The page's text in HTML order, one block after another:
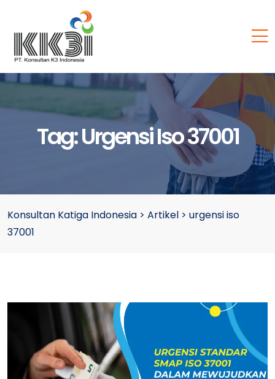
Tag:Urgensi Iso 37001
Konsultan Katiga Indonesia > Artikel > urgensi iso
37001